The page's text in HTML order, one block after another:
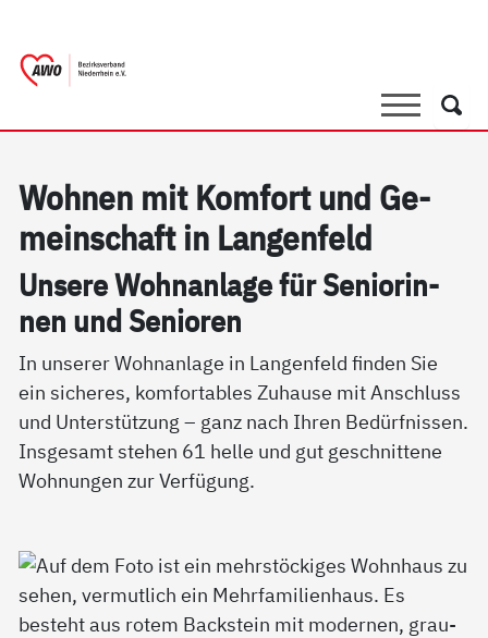
SucheSuche
Woh­nen mit Kom­fort und Ge­
mein­schaft in Lan­gen­feld
Un­se­re Wohn­an­la­ge für Se­nio­rin­
nen und Se­nio­ren
In unserer Wohnanlage in Langenfeld finden Sie
ein sicheres, komfortables Zuhause mit Anschluss
und Unterstützung – ganz nach Ihren Bedürfnissen.
Insgesamt stehen 61 helle und gut geschnittene
Wohnungen zur Verfügung.